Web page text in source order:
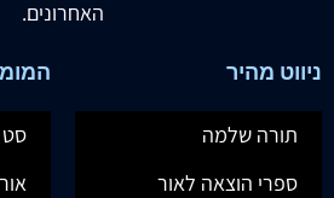
האחרונים.
ניווט מהיר
תורה שלמה
ספרי הוצאה לאור
סט